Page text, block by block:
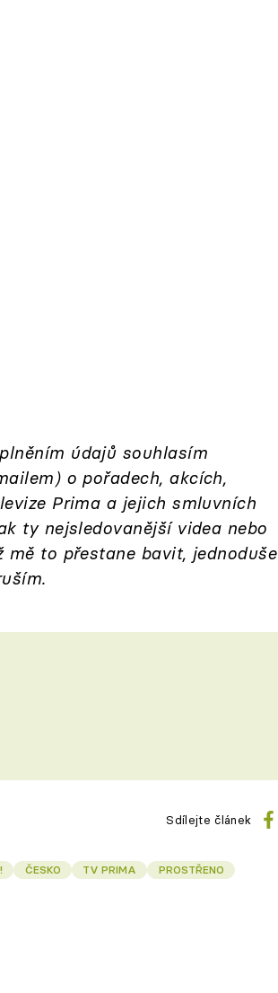
údajů souhlasím
o pořadech, akcích,
Prima a jejich smluvních
ty nejsledovanější videa nebo
to přestane bavit, jednoduše
Sdílejte článek
ČESKO TV PRIMA
PROSTŘENO